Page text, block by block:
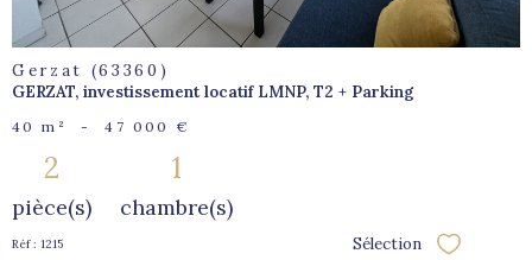
Gerzat (63360)
GERZAT, investissement locatif LMNP, T2 + Parking
40 m² - 47 000 €
2
pièce(s)
1
chambre(s)
Réf : 1215 Sélection